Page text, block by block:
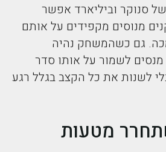
סנוקר וביליארד אפשר
מנוסים מקפידים על אותם
גם כשהמשחק נהיה
מנסים לשמור על אותו סדר
לשנות את כל הקצב בגלל רגע
מטעות